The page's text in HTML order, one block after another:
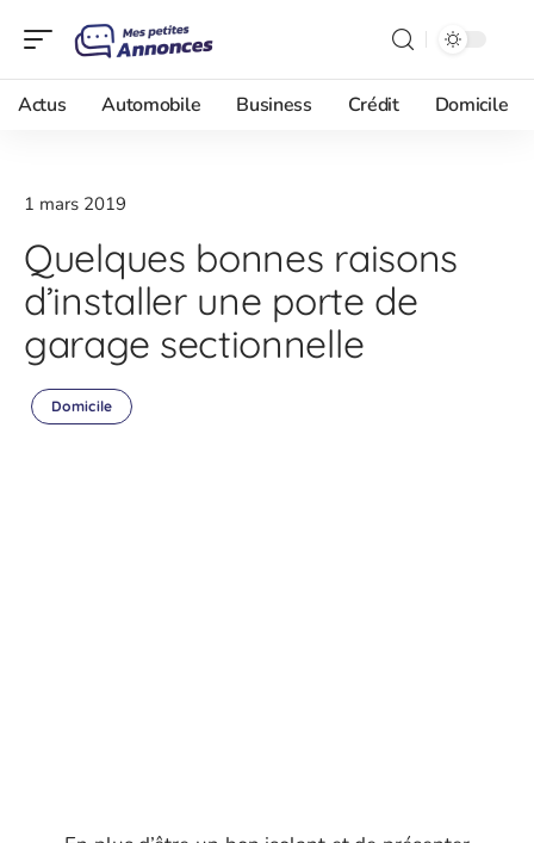
Actus Automobile Business Crédit Domicile
1 mars 2019
Quelques bonnes raisons
d’installer une porte de
garage sectionnelle
Domicile